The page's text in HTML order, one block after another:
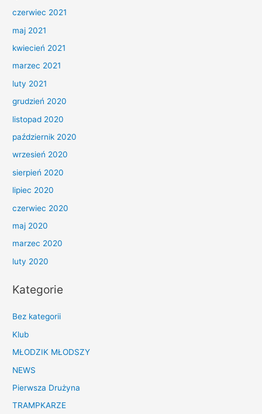
czerwiec 2021
maj 2021
kwiecień 2021
marzec 2021
luty 2021
grudzień 2020
listopad 2020
październik 2020
wrzesień 2020
sierpień 2020
lipiec 2020
czerwiec 2020
maj 2020
marzec 2020
luty 2020
Kategorie
Bez kategorii
Klub
MŁODZIK MŁODSZY
NEWS
Pierwsza Drużyna
TRAMPKARZE